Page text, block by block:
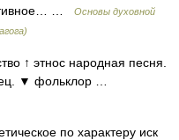
…
Основы духовной
↑ этнос народная песня.
▼ фольклор …
по характеру иск